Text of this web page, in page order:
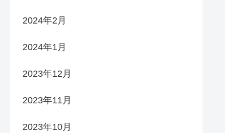
2024年2月
2024年1月
2023年12月
2023年11月
2023年10月